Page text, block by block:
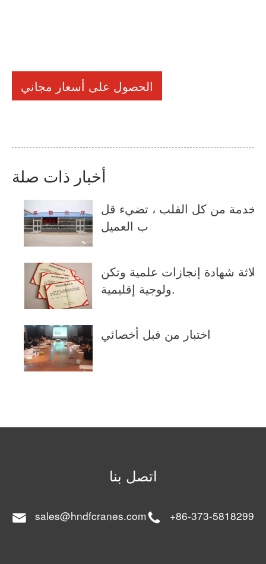
الحصول على أسعار مجاني
أخبار ذات صلة
خدمة من كل القلب ، تضيء قل
ب العميل
ثلاثة شهادة إنجازات علمية وتكن
ولوجية إقليمية.
اختبار من قبل أخصائي
اتصل بنا
sales@hndfcranes.com +86-373-5818299